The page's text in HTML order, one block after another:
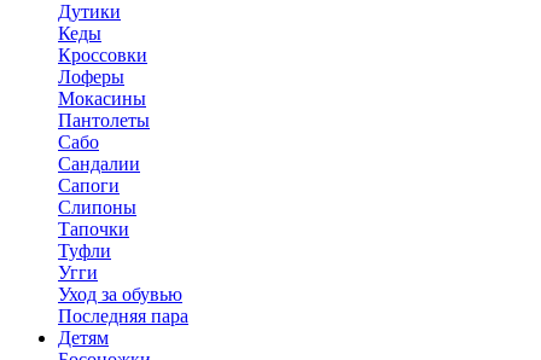
Дутики
Кеды
Кроссовки
Лоферы
Мокасины
Пантолеты
Сабо
Сандалии
Сапоги
Слипоны
Тапочки
Туфли
Угги
Уход за обувью
Последняя пара
Детям